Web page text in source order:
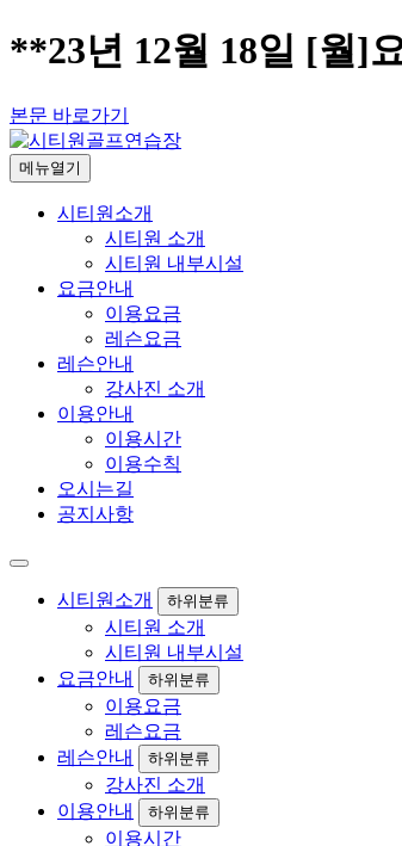
**23년 12월 18일 [월]
본문 바로가기
메뉴열기
시티원소개
시티원 소개
시티원 내부시설
요금안내
이용요금
레슨요금
레슨안내
강사진 소개
이용안내
이용시간
이용수칙
오시는길
공지사항
시티원소개 하위분류
시티원 소개
시티원 내부시설
요금안내
하위분류
이용요금
레슨요금
레슨안내
하위분류
강사진 소개
이용안내
하위분류
이용시간